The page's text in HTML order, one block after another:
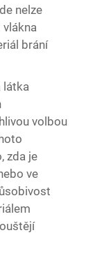
nelze
brání
látka
volbou
zda je
ve